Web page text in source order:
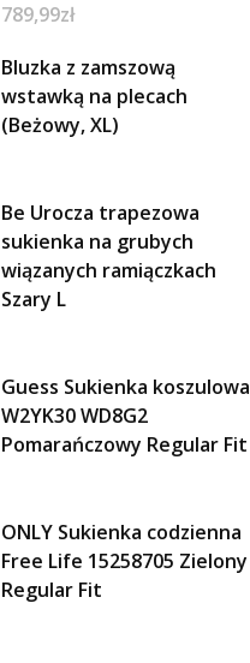
789,99zł
Bluzka z zamszową
wstawką na plecach
(Beżowy, XL)
Be Urocza trapezowa
sukienka na grubych
wiązanych ramiączkach
Szary L
Guess Sukienka koszulowa
W2YK30 WD8G2
Pomarańczowy Regular Fit
ONLY Sukienka codzienna
Free Life 15258705 Zielony
Regular Fit